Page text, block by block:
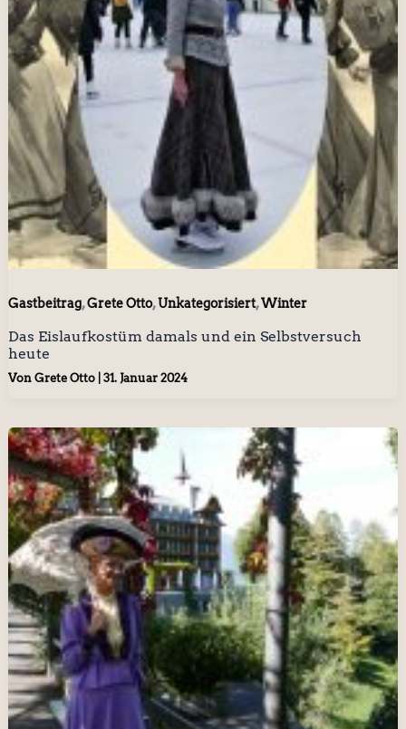
Gastbeitrag,Grete Otto,Unkategorisiert,Winter
Das Eislaufkostüm damals und ein Selbstversuch
heute
Von Grete Otto 31. Januar 2024